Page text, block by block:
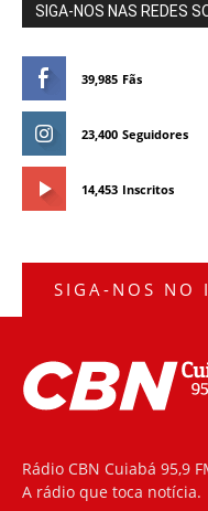
SIGA-NOS NAS REDES
39,985 Fãs
23,400 Seguidores
14,453 Inscritos
SIGA-NOS NO
Rádio CBN Cuiabá 95,9
A rádio que toca notícia.